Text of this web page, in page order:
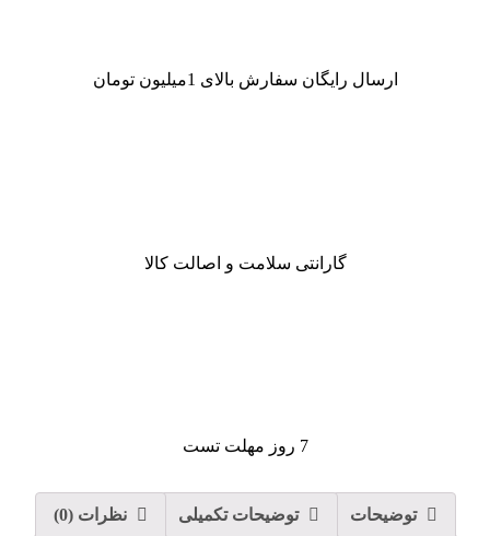
ارسال رایگان سفارش بالای 1میلیون تومان
گارانتی سلامت و اصالت کالا
7 روز مهلت تست
توضیحات توضیحات تکمیلی نظرات (0)